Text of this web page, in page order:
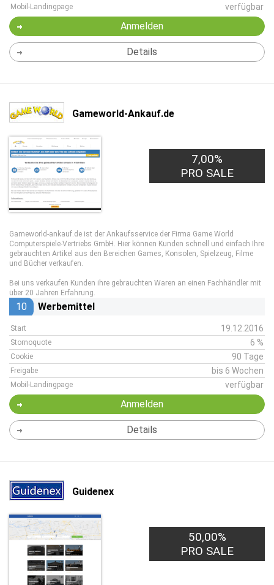
Mobil-Landingpage verfügbar
Anmelden
Details
Gameworld-Ankauf.de
7,00%
PRO SALE
Gameworld-ankauf.de ist der Ankaufsservice der Firma Game World
Computerspiele-Vertriebs GmbH. Hier können Kunden schnell und einfach Ihre
gebrauchten Artikel aus den Bereichen Games, Konsolen, Spielzeug, Filme
und Bücher verkaufen.
Bei uns verkaufen Kunden ihre gebrauchten Waren an einen Fachhändler mit
über 20 Jahren Erfahrung.
10 Werbemittel
Start 19.12.2016
Stornoquote 6 %
Cookie 90 Tage
Freigabe bis 6 Wochen
Mobil-Landingpage verfügbar
Anmelden
Details
Guidenex
50,00%
PRO SALE